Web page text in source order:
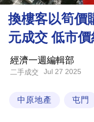
理
財
商
業
科
換樓客以筍價
元成交 低市
經濟一週編輯部
二手成交 Jul 27 2025
中原地產 屯門